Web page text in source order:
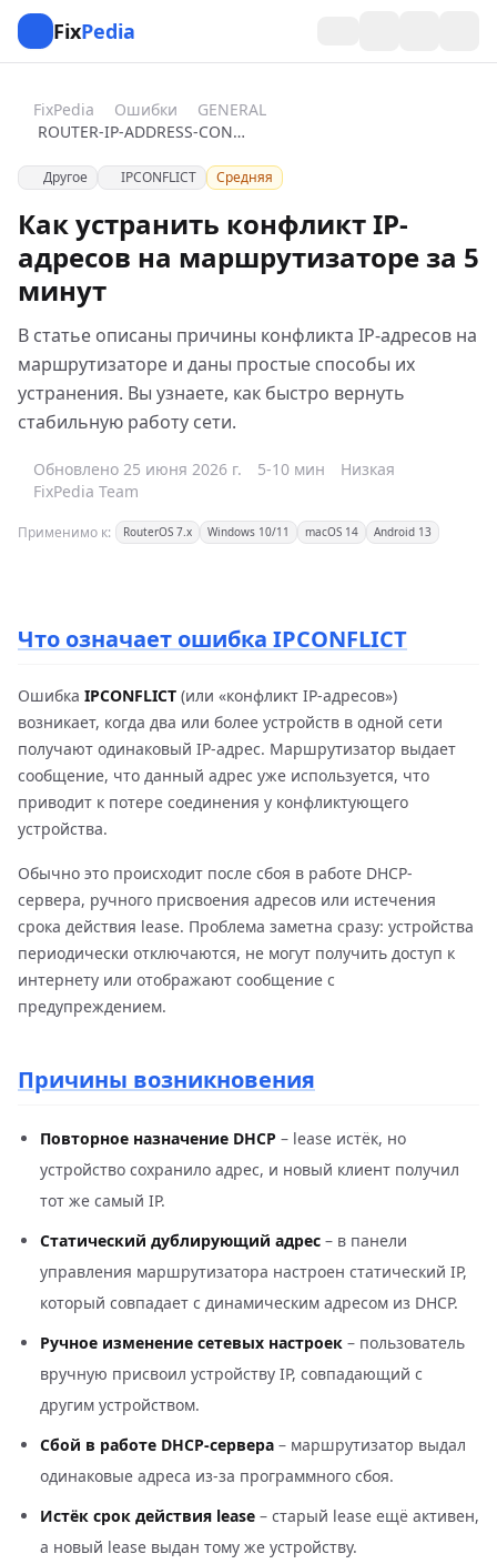
FixPedia
FixPedia Ошибки
GENERAL
ROUTER-IP-ADDRESS-CONFLICT
Другое IPCONFLICT Средняя
Как устранить конфликт IP-
адресов на маршрутизаторе за 5
минут
В статье описаны причины конфликта IP-адресов на
маршрутизаторе и даны простые способы их
устранения. Вы узнаете, как быстро вернуть
стабильную работу сети.
Обновлено 25 июня 2026 г. 5-10 мин
Низкая
FixPedia Team
Применимо к: RouterOS 7.x Windows 10/11 macOS 14 Android 13
Что означает ошибка IPCONFLICT
Ошибка IPCONFLICT (или «конфликт IP-адресов»)
возникает, когда два или более устройств в одной сети
получают одинаковый IP-адрес. Маршрутизатор выдает
сообщение, что данный адрес уже используется, что
приводит к потере соединения у конфликтующего
устройства.
Обычно это происходит после сбоя в работе DHCP-
сервера, ручного присвоения адресов или истечения
срока действия lease. Проблема заметна сразу: устройства
периодически отключаются, не могут получить доступ к
интернету или отображают сообщение с
предупреждением.
Причины возникновения
Повторное назначение DHCP – lease истёк, но
устройство сохранило адрес, и новый клиент получил
тот же самый IP.
Статический дублирующий адрес – в панели
управления маршрутизатора настроен статический IP,
который совпадает с динамическим адресом из DHCP.
Ручное изменение сетевых настроек – пользователь
вручную присвоил устройству IP, совпадающий с
другим устройством.
Сбой в работе DHCP-сервера – маршрутизатор выдал
одинаковые адреса из-за программного сбоя.
Истёк срок действия lease – старый lease ещё активен,
а новый lease выдан тому же устройству.